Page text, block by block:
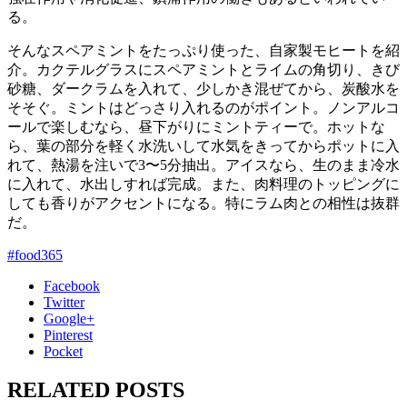
る。
そんなスペアミントをたっぷり使った、自家製モヒートを紹
介。カクテルグラスにスペアミントとライムの角切り、きび
砂糖、ダークラムを入れて、少しかき混ぜてから、炭酸水を
そそぐ。ミントはどっさり入れるのがポイント。ノンアルコ
ールで楽しむなら、昼下がりにミントティーで。ホットな
ら、葉の部分を軽く水洗いして水気をきってからポットに入
れて、熱湯を注いで3〜5分抽出。アイスなら、生のまま冷水
に入れて、水出しすれば完成。また、肉料理のトッピングに
しても香りがアクセントになる。特にラム肉との相性は抜群
だ。
#food365
Facebook
Twitter
Google+
Pinterest
Pocket
RELATED POSTS